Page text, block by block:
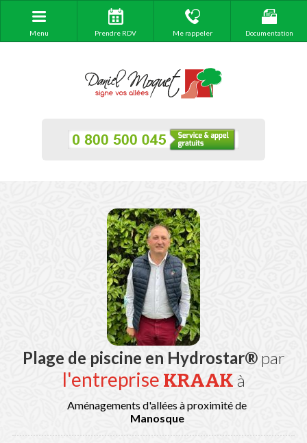
Menu Prendre RDV Me rappeler Documentation
Plage de piscine en Hydrostar®par
l'entreprise KRAAK à
Aménagements d'allées à proximité de
Manosque